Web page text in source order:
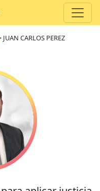
JUAN CARLOS PEREZ